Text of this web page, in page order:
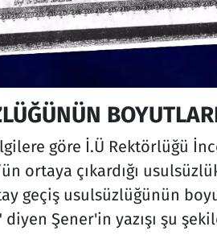
göre İ.Ü Rektörlüğü
ortaya çıkardığı
geçiş usulsüzlüğünün
Şener'in yazışı şu